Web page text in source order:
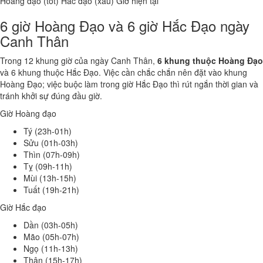
6 giờ Hoàng Đạo và 6 giờ Hắc Đạo ngày
Canh Thân
Trong 12 khung giờ của ngày Canh Thân, 6 khung thuộc Hoàng Đạo
và 6 khung thuộc Hắc Đạo. Việc cần chắc chắn nên đặt vào khung
Hoàng Đạo; việc buộc làm trong giờ Hắc Đạo thì rút ngắn thời gian và
tránh khởi sự đúng đầu giờ.
Giờ Hoàng đạo
Tý (23h-01h)
Sửu (01h-03h)
Thìn (07h-09h)
Tỵ (09h-11h)
Mùi (13h-15h)
Tuất (19h-21h)
Giờ Hắc đạo
Dần (03h-05h)
Mão (05h-07h)
Ngọ (11h-13h)
Thân (15h-17h)